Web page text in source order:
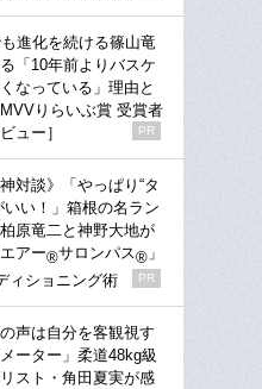
進化を続ける篠山竜
「10年前よりバスケ
なっている」理由と
りらいぶ賞 受賞者
ュー］
PR
神対談》「やっぱり“タ
いい！」箱根の名ラン
原竜二と神野大地が
アー®サロンパス® 」
ィショニング術
PR
の声は自分を客観視す
ーター」柔道48kg級
スト・角田夏実が感